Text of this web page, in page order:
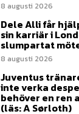
8 augusti 2026
Dele Alli får
sin karriär i
slumpartat
8 augusti 2026
Juventus
inte verka
behöver en ren
(läs: A Sørloth)